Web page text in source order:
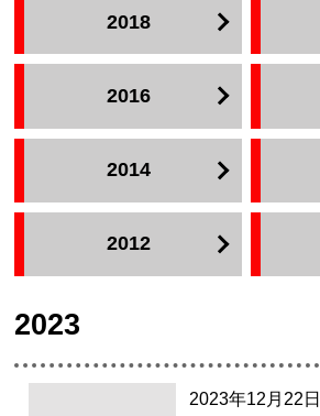
2018
2016
2014
2012
2023
2023年12月22日